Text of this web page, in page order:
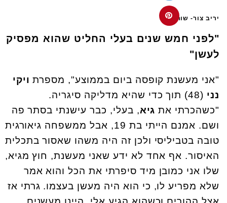
יריב צור- שור
"לפני חמש שנים בעלי החליט שהוא מפסיק
לעשן"
"אני מעשנת קופסה ביום בממוצע", מספרת ויקי
נני
(48) תוך כדי שהיא מדליקה סיגריה.
"כשהכרתי את גיא, בעלי, כבר עישנתי בסתר פה
ושם. אמנם הייתי בת 19, אבל ממשפחה גיאורגית
טובה בטביליסי ולכן זה היה משהו שאסור בתכלית
האיסור. אף אחד לא ידע שאני מעשנת, חוץ מגיא,
שלו אני כמובן מיד סיפרתי את הכל והוא אמר
שלא מפריע לו, כי הוא היה מעשן בעצמו. גרתי אז